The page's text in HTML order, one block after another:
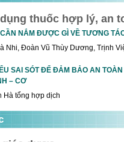
thuốc hợp lý, an
NẮM ĐƯỢC GÌ VỀ TƯƠNG
Nhi, Đoàn Vũ Thùy Dương, Trịnh
SAI SÓT ĐỂ ĐẢM BẢO AN
– CƠ
Hà tổng hợp dịch